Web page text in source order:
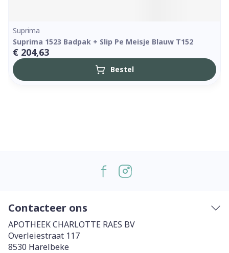
Suprima
Suprima 1523 Badpak + Slip Pe Meisje Blauw T152
€ 204,63
Bestel
Contacteer ons
APOTHEEK CHARLOTTE RAES BV
Overleiestraat 117
8530 Harelbeke